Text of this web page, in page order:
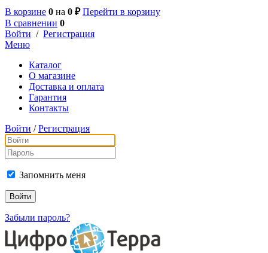
В корзине 0 на 0 ₽ Перейти в корзину
В сравнении 0
Войти / Регистрация
Меню
Каталог
О магазине
Доставка и оплата
Гарантия
Контакты
Войти / Регистрация
Запомнить меня
Забыли пароль?